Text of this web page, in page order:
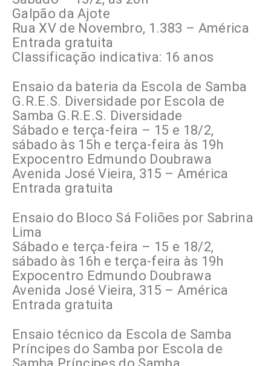
Galpão da Ajote
Rua XV de Novembro, 1.383 – América
Entrada gratuita
Classificação indicativa: 16 anos
Ensaio da bateria da Escola de Samba
G.R.E.S. Diversidade por Escola de
Samba G.R.E.S. Diversidade
Sábado e terça-feira – 15 e 18/2,
sábado às 15h e terça-feira às 19h
Expocentro Edmundo Doubrawa
Avenida José Vieira, 315 – América
Entrada gratuita
Ensaio do Bloco Sá Foliões por Sabrina
Lima
Sábado e terça-feira – 15 e 18/2,
sábado às 16h e terça-feira às 19h
Expocentro Edmundo Doubrawa
Avenida José Vieira, 315 – América
Entrada gratuita
Ensaio técnico da Escola de Samba
Príncipes do Samba por Escola de